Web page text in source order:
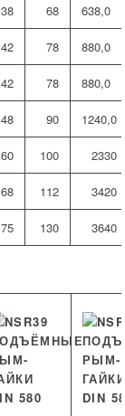
38 68 638,0
42 78 880,0
42 78 880,0
48 90 1240,0
60 100 2330
68 112 3420
75 130 3640